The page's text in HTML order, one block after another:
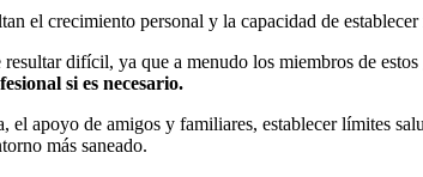
el crecimiento personal y la capacidad de
difícil, ya que a menudo los miembros de
si es necesario.
apoyo de amigos y familiares, establecer límites
más saneado.